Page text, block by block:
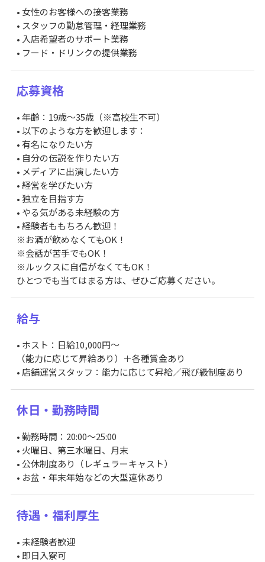
• 女性のお客様への接客業務
• スタッフの勤怠管理・経理業務
• 入店希望者のサポート業務
• フード・ドリンクの提供業務
応募資格
• 年齢：19歳〜35歳（※高校生不可）
• 以下のような方を歓迎します：
• 有名になりたい方
• 自分の伝説を作りたい方
• メディアに出演したい方
• 経営を学びたい方
• 独立を目指す方
• やる気がある未経験の方
• 経験者ももちろん歓迎！
※お酒が飲めなくてもOK！
※会話が苦手でもOK！
※ルックスに自信がなくてもOK！
ひとつでも当てはまる方は、ぜひご応募ください。
給与
• ホスト：日給10,000円～
（能力に応じて昇給あり）＋各種賞金あり
• 店舗運営スタッフ：能力に応じて昇給／飛び級制度あり
休日・勤務時間
• 勤務時間：20:00～25:00
• 火曜日、第三水曜日、月末
• 公休制度あり（レギュラーキャスト）
• お盆・年末年始などの大型連休あり
待遇・福利厚生
• 未経験者歓迎
• 即日入寮可